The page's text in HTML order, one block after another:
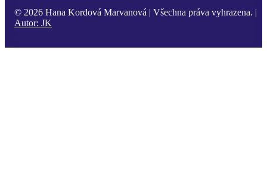
© 2026 Hana Kordová Marvanová | Všechna práva vyhrazena. |
Autor: JK